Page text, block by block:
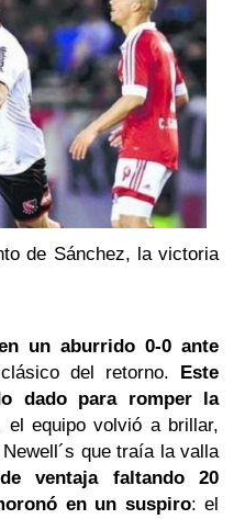
de Sánchez, la victoria
un aburrido 0-0 ante
del retorno.
Este
dado para romper la
equipo volvió a brillar,
que traía la valla
ventaja faltando 20
en un suspiro: el